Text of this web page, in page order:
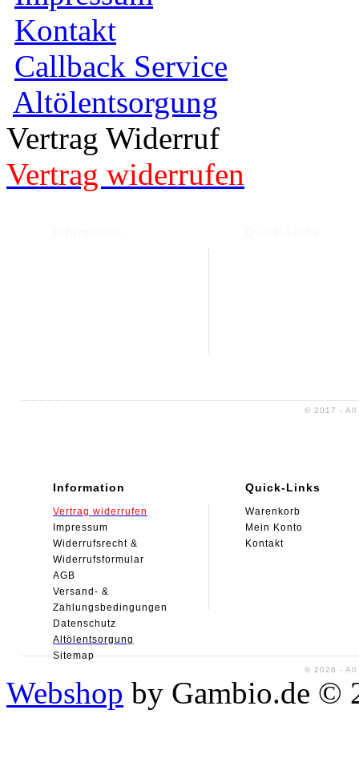
Kontakt
Callback Service
Altölentsorgung
Vertrag Widerruf
Vertrag widerrufen
© 2017 - All
Information
Vertrag widerrufen
Impressum
Widerrufsrecht &
Widerrufsformular
AGB
Versand- &
Zahlungsbedingungen
Datenschutz
Altölentsorgung
Sitemap
Quick-Links
Warenkorb
Mein Konto
Kontakt
© 2026 - All
Webshop by Gambio.de ©